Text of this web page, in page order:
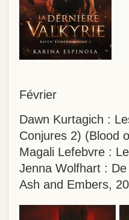
Février
Dawn Kurtagich :
Conjures 2) (Blood
Magali Lefebvre :
Jenna Wolfhart :
Ash and Embers,